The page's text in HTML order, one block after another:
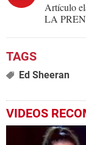
Artículo
LA
Ed Sheeran
VIDEOS